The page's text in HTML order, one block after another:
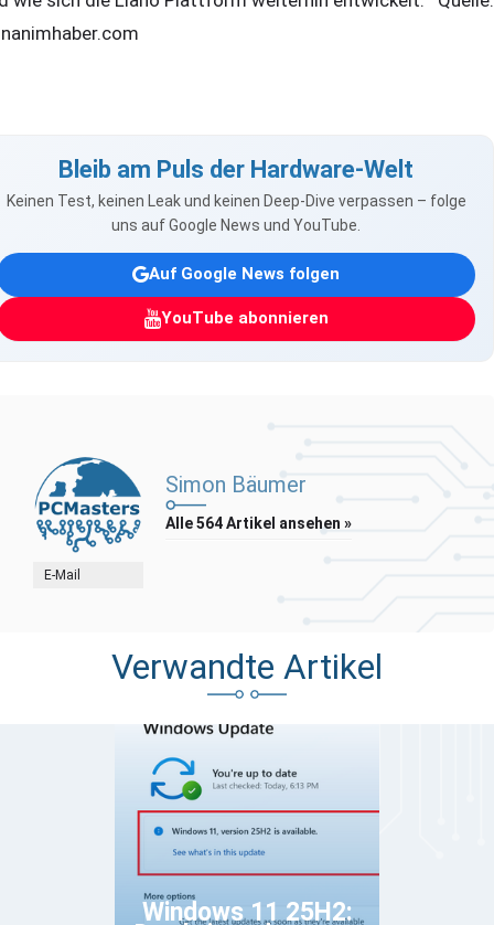
Bleib am Puls der Hardware-Welt
Keinen Test, keinen Leak und keinen Deep-Dive verpassen – folge
uns auf Google News und YouTube.
Auf Google News folgen
YouTube abonnieren
E-Mail
Simon Bäumer
Alle 564 Artikel ansehen »
Verwandte Artikel
Windows 11 25H2: